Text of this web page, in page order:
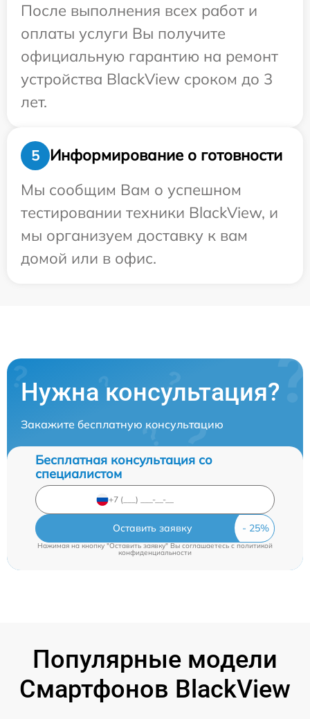
После выполнения всех работ и
оплаты услуги Вы получите
официальную гарантию на ремонт
устройства BlackView сроком до 3
лет.
5
Информирование о готовности
Мы сообщим Вам о успешном
тестировании техники BlackView, и
мы организуем доставку к вам
домой или в офис.
Нужна консультация?
Закажите бесплатную консультацию
Бесплатная консультация со
специалистом
Оставить заявку
Нажимая на кнопку "Оставить заявку" Вы соглашаетесь cполитикой
конфиденциальности
Популярные модели
Смартфонов BlackView